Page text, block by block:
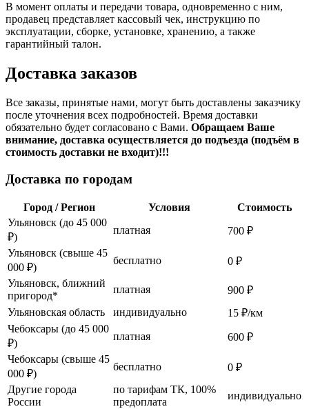
В момент оплаты и передачи товара, одновременно с ним,
продавец представляет кассовый чек, инструкцию по
эксплуатации, сборке, установке, хранению, а также
гарантийный талон.
Доставка заказов
Все заказы, принятые нами, могут быть доставлены заказчику
после уточнения всех подробностей. Время доставки
обязательно будет согласовано с Вами. Обращаем Ваше
внимание, доставка осуществляется до подъезда (подъём в
стоимость доставки не входит)!!!
Доставка по городам
Город / Регион Условия
Стоимость
Ульяновск (до 45 000
₽)
платная
700 ₽
Ульяновск (свыше 45
000 ₽)
бесплатно
0 ₽
Ульяновск, ближний
пригород*
платная
900 ₽
Ульяновская область
индивидуально
15 ₽/км
Чебоксары (до 45 000
₽)
платная
600 ₽
Чебоксары (свыше 45
000 ₽)
бесплатно
0 ₽
Другие города
России
по тарифам ТК, 100%
предоплата
индивидуально